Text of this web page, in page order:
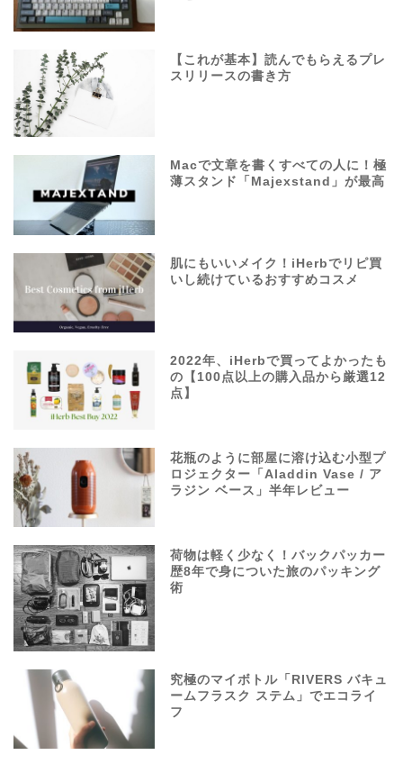
【これが基本】読んでもらえるプレ
スリリースの書き方
Macで文章を書くすべての人に！極
薄スタンド「Majexstand」が最高
肌にもいいメイク！iHerbでリピ買
いし続けているおすすめコスメ
2022年、iHerbで買ってよかったも
の【100点以上の購入品から厳選12
点】
花瓶のように部屋に溶け込む小型プ
ロジェクター「Aladdin Vase / ア
ラジン ベース」半年レビュー
荷物は軽く少なく！バックパッカー
歴8年で身についた旅のパッキング
術
究極のマイボトル「RIVERS バキュ
ームフラスク ステム」でエコライ
フ